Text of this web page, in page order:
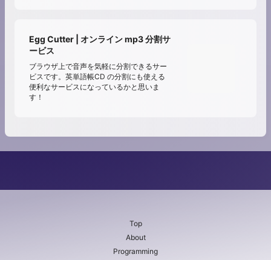
Egg Cutter | オンライン mp3 分割サ
ービス
ブラウザ上で音声を気軽に分割できるサー
ビスです。英単語帳CD の分割にも使える
便利なサービスになっているかと思いま
す！
Top
About
Programming